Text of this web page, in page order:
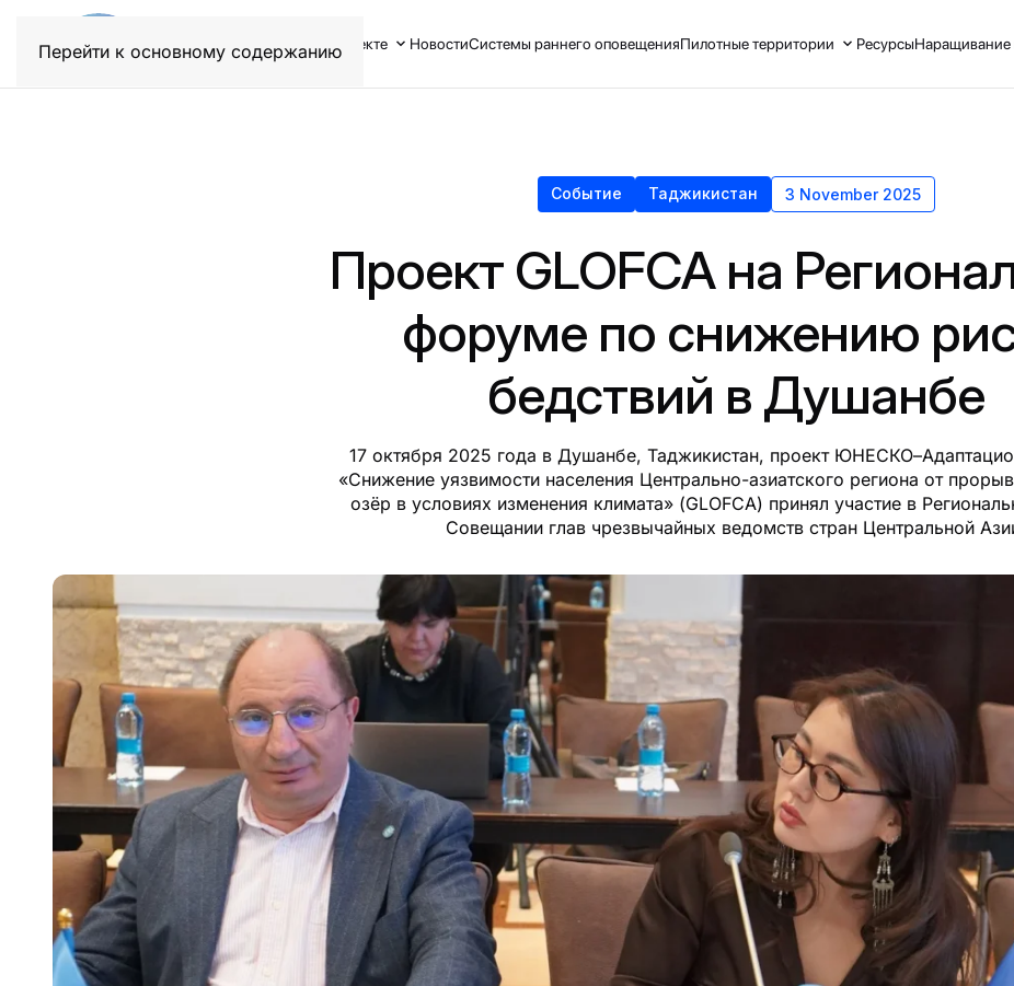
Перейти к основному содержаниюО проекте НовостиСистемы раннего оповещенияПилотные территории РесурсыНаращивание
Событие Таджикистан 3 November 2025
Проект GLOFCA на
форуме по снижению
бедствий в Душанбе
17 октября 2025 года в Душанбе, Таджикистан, проект
«Снижение уязвимости населения Центрально-азиатского региона от
озёр в условиях изменения климата» (GLOFCA) принял участие в
Совещании глав чрезвычайных ведомств стран Центральной